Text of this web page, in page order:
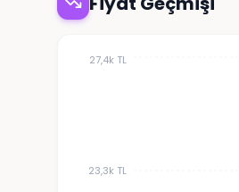
23,3k TL
27,4k TL